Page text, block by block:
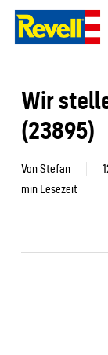
Skip
main
Wir
(23895)
VonStefan
min Lesezeit